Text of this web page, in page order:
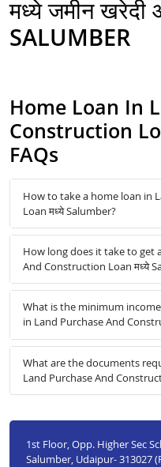
मध्ये जमीन खरेदी
SALUMBER
Home Loan In
Construction
FAQs
How to take a home loan in
Loan मध्ये Salumber?
How long does it take to get
And Construction Loan मध्ये
What is the minimum
in Land Purchase And
What are the documents
Land Purchase And
1st Floor, Opp. Higher Sec
Salumber, Udaipur- 313027